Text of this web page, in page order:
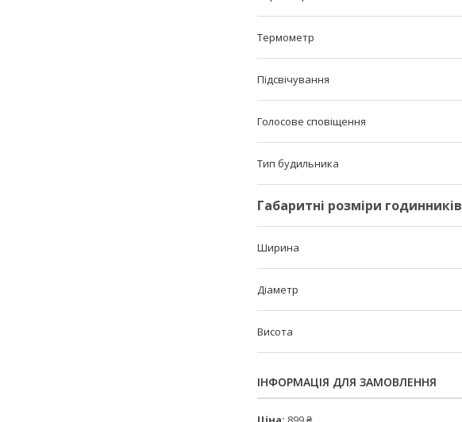
Термометр
Підсвічування
Голосове сповіщення
Тип будильника
Габаритні розміри годинників
Ширина
Діаметр
Висота
ІНФОРМАЦІЯ ДЛЯ ЗАМОВЛЕННЯ